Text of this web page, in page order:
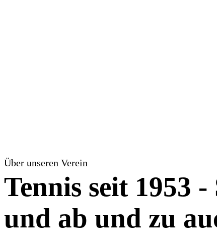
Über unseren Verein
Tennis seit 1953
und ab und zu